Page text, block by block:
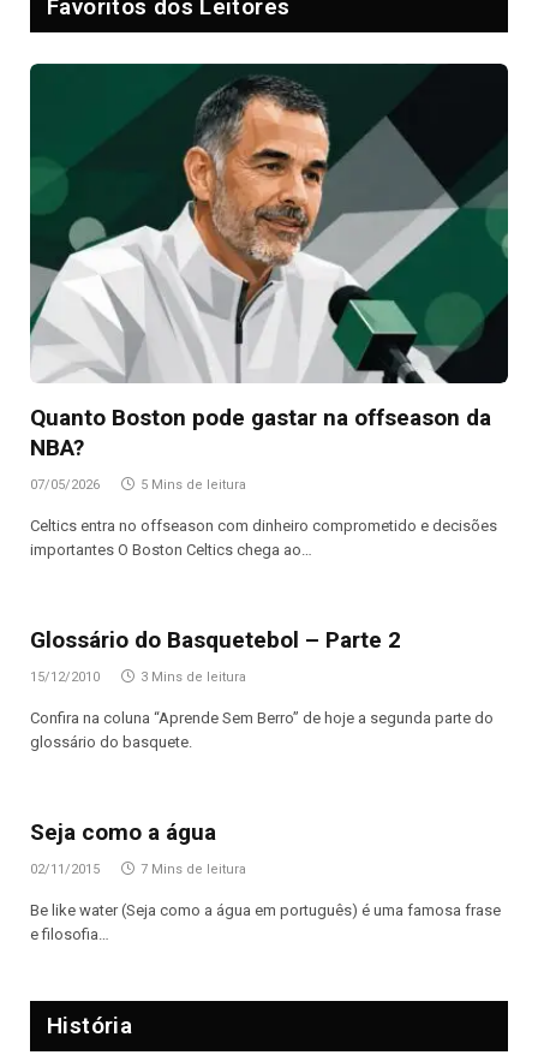
Favoritos dos Leitores
Quanto Boston pode gastar na offseason da
NBA?
07/05/2026 5 Mins de leitura
Celtics entra no offseason com dinheiro comprometido e decisões
importantes O Boston Celtics chega ao…
Glossário do Basquetebol – Parte 2
15/12/2010 3 Mins de leitura
Confira na coluna “Aprende Sem Berro” de hoje a segunda parte do
glossário do basquete.
Seja como a água
02/11/2015 7 Mins de leitura
Be like water (Seja como a água em português) é uma famosa frase
e filosofia…
História